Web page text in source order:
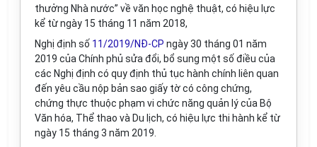
thưởng Nhà nước” về văn học nghệ thuật, có hiệu lực
kể từ ngày 15 tháng 11 năm 2018,
Nghị định số 11/2019/NĐ-CP ngày 30 tháng 01 năm
2019 của Chính phủ sửa đổi, bổ sung một số điều của
các Nghị định có quy định thủ tục hành chính liên quan
đến yêu cầu nộp bản sao giấy tờ có công chứng,
chứng thực thuộc phạm vi chức năng quản lý của Bộ
Văn hóa, Thể thao và Du lịch, có hiệu lực thi hành kể từ
ngày 15 tháng 3 năm 2019.